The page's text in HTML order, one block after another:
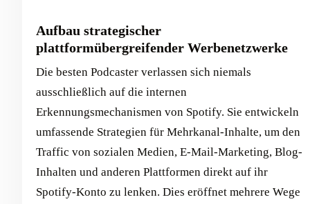
Aufbau strategischer
plattformübergreifender Werbenetzwerke
Die besten Podcaster verlassen sich niemals
ausschließlich auf die internen
Erkennungsmechanismen von Spotify. Sie entwickeln
umfassende Strategien für Mehrkanal-Inhalte, um den
Traffic von sozialen Medien, E-Mail-Marketing, Blog-
Inhalten und anderen Plattformen direkt auf ihr
Spotify-Konto zu lenken. Dies eröffnet mehrere Wege